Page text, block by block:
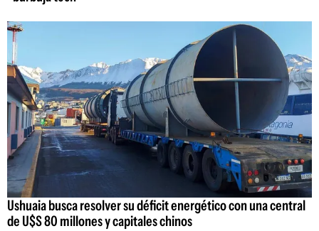
Ushuaia busca resolver su déficit energético con una central
de U$S 80 millones y capitales chinos